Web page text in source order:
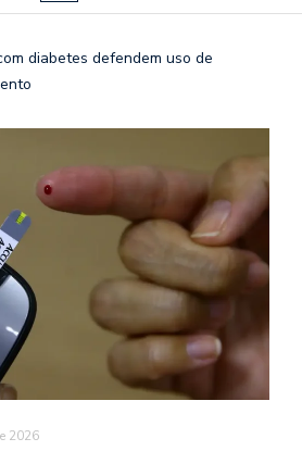
diabetes defendem uso de
2026